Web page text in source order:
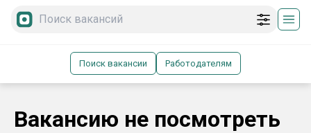
Поиск вакансии Работодателям
Вакансию не посмотреть